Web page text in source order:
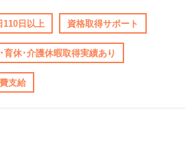
110日以上 資格取得サポート
育休･介護休暇取得実績あり
支給